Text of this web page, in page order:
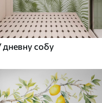
дневну собу